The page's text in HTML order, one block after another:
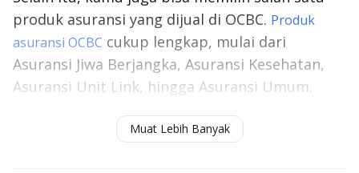
produk asuransi yang dijual di OCBC. Produk
asuransi OCBC cukup lengkap, mulai dari
Asuransi Jiwa Berjangka, Asuransi Kesehatan,
Asuransi Unit Link, hingga Asuransi Umum.
Keluarga Hingga Hari TuaMuat Lebih Banyak